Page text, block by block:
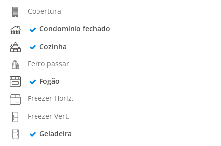
Cobertura
Condomínio fechado
Cozinha
Ferro passar
Fogão
Freezer Horiz.
Freezer Vert.
Geladeira